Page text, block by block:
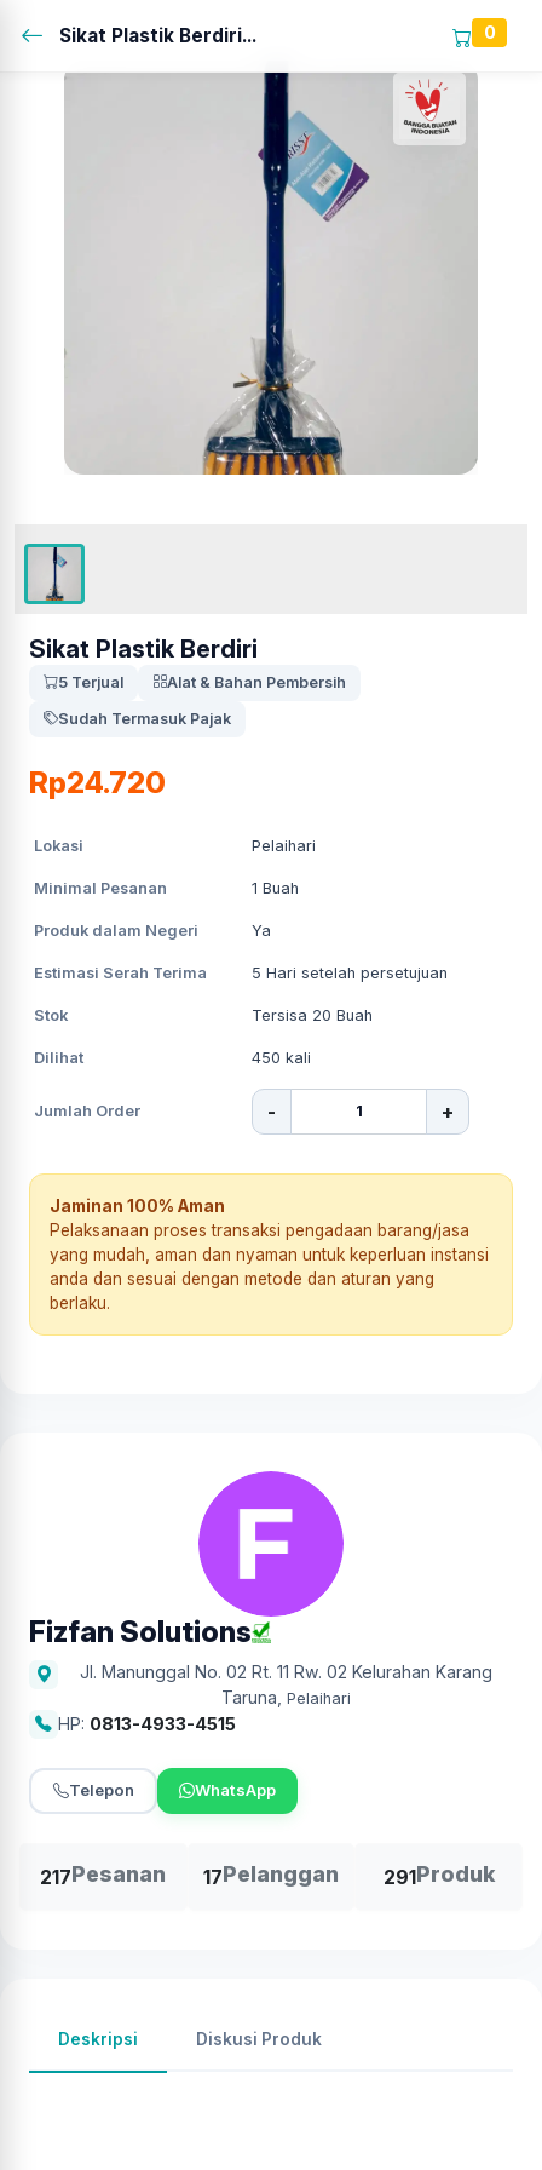
Sikat Plastik Berdiri... 0
Sikat Plastik Berdiri
5 Terjual
Alat & Bahan Pembersih
Sudah Termasuk Pajak
Rp24.720
Lokasi Pelaihari
Minimal Pesanan 1 Buah
Produk dalam Negeri Ya
Estimasi Serah Terima 5 Hari setelah persetujuan
Stok Tersisa 20 Buah
Dilihat 450 kali
Jumlah Order - +
Jaminan 100% Aman
Pelaksanaan proses transaksi pengadaan barang/jasa
yang mudah, aman dan nyaman untuk keperluan instansi
anda dan sesuai dengan metode dan aturan yang
berlaku.
Fizfan Solutions
Jl. Manunggal No. 02 Rt. 11 Rw. 02 Kelurahan Karang
Taruna Pelaihari
HP: 0813-4933-4515
Telepon WhatsApp
217Pesanan 17Pelanggan 291Produk
Deskripsi Diskusi Produk